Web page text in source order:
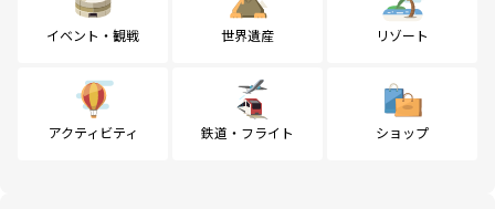
イベント・観戦 世界遺産 リゾート
アクティビティ 鉄道・フライト ショップ